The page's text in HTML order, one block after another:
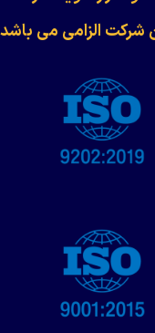
شرکت الزامی می باشد